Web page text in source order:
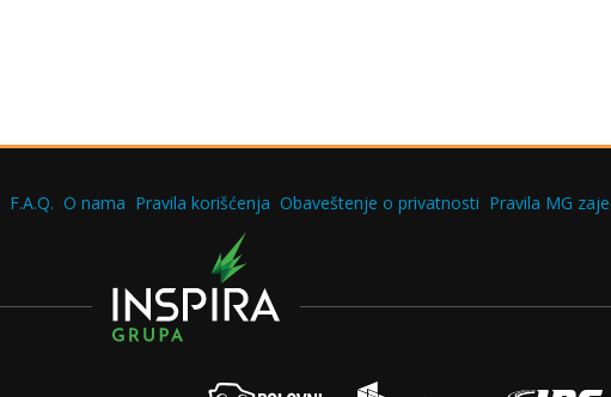
F.A.Q. O nama Pravila korišćenja Obaveštenje o privatnosti Pravila MG